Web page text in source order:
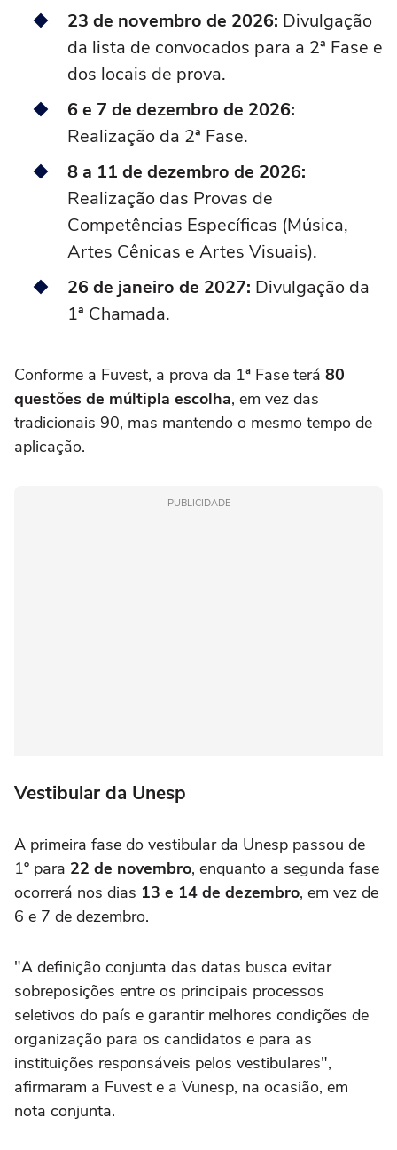
23 de novembro de 2026: Divulgação
da lista de convocados para a 2ª Fase e
dos locais de prova.
6 e 7 de dezembro de 2026:
Realização da 2ª Fase.
8 a 11 de dezembro de 2026:
Realização das Provas de
Competências Específicas (Música,
Artes Cênicas e Artes Visuais).
26 de janeiro de 2027: Divulgação da
1ª Chamada.
Conforme a Fuvest, a prova da 1ª Fase terá 80
questões de múltipla escolha, em vez das
tradicionais 90, mas mantendo o mesmo tempo de
aplicação.
PUBLICIDADE
Vestibular da Unesp
A primeira fase do vestibular da Unesp passou de
1º para 22 de novembro, enquanto a segunda fase
ocorrerá nos dias 13 e 14 de dezembro, em vez de
6 e 7 de dezembro.
"A definição conjunta das datas busca evitar
sobreposições entre os principais processos
seletivos do país e garantir melhores condições de
organização para os candidatos e para as
instituições responsáveis pelos vestibulares",
afirmaram a Fuvest e a Vunesp, na ocasião, em
nota conjunta.